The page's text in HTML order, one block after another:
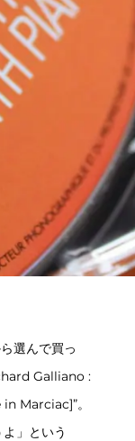
選んで買っ
Galliano :
Marciac]”。
」という